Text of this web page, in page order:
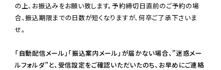
の上、お振込みをお願い致します。予約締切日直前のご予約の場
合、振込期限までの日数が短くなりますが、何卒ご了承下さいま
せ。
「自動配信メール」「振込案内メール」が届かない場合、”迷惑メー
ルフォルダ”と、受信設定をご確認いただいたのち、お早めにご連絡